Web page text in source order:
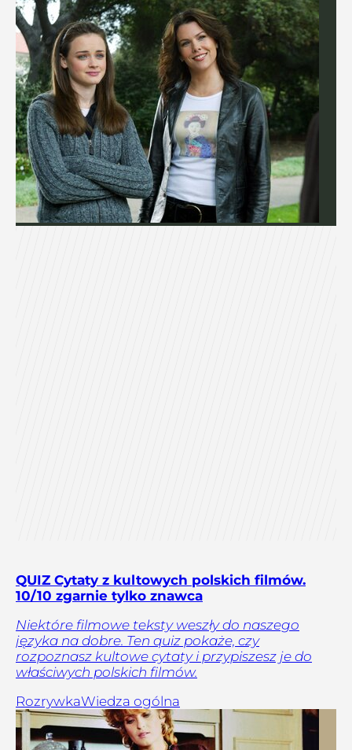
QUIZ Cytaty z kultowych polskich filmów.
10/10 zgarnie tylko znawca
Niektóre filmowe teksty weszły do naszego
języka na dobre. Ten quiz pokaże, czy
rozpoznasz kultowe cytaty i przypiszesz je do
właściwych polskich filmów.
RozrywkaWiedza ogólna